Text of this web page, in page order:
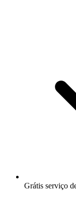
Grátis serviço